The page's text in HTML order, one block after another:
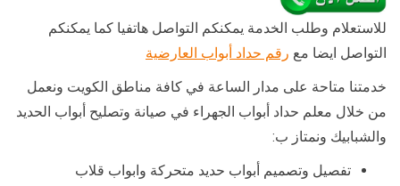
للاستعلام وطلب الخدمة يمكنكم التواصل هاتفيا كما يمكنكم
التواصل ايضا مع رقم حداد أبواب العارضية
خدمتنا متاحة على مدار الساعة في كافة مناطق الكويت ونعمل
من خلال معلم حداد أبواب الجهراء في صيانة وتصليح أبواب الحديد
والشبابيك ونمتاز ب:
تفصيل وتصميم أبواب حديد متحركة وابواب قلاب